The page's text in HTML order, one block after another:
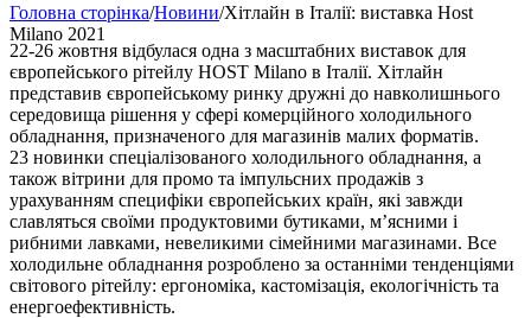
Головна сторінка/Новини/Хітлайн в Італії: виставка Host
Milano 2021
22-26 жовтня відбулася одна з масштабних виставок для
європейського рітейлу HOST Milano в Італії. Хітлайн
представив європейському ринку дружні до навколишнього
середовища рішення у сфері комерційного холодильного
обладнання, призначеного для магазинів малих форматів.
23 новинки спеціалізованого холодильного обладнання, а
також вітрини для промо та імпульсних продажів з
урахуванням специфіки європейських країн, які завжди
славляться своїми продуктовими бутиками, м’ясними і
рибними лавками, невеликими сімейними магазинами. Все
холодильне обладнання розроблено за останніми тенденціями
світового рітейлу: ергономіка, кастомізація, екологічність та
енергоефективність.